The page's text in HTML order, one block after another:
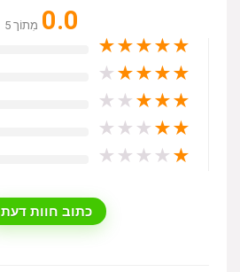
0.0 מִתוֹך 5
★
★
★
★
★
★
★
★
★
★
★
★
★
★
★
★
★
★
★
★
★
★
★
★
★
כתוב חוות דעת